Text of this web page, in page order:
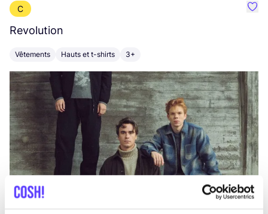
C
Revolution
Vêtements Hauts et t-shirts 3+